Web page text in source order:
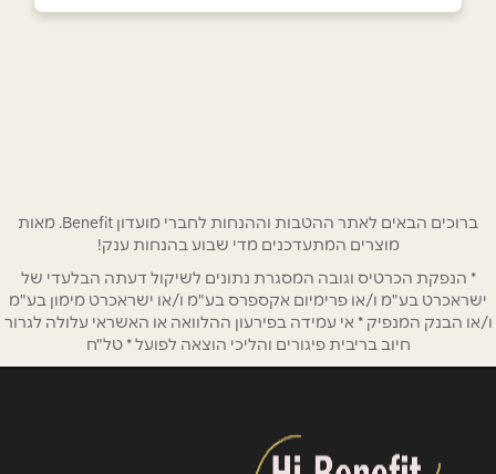
נושא*
אנא חזרו אלי בקשר ל...
הודעה*
ברוכים הבאים לאתר ההטבות וההנחות לחברי מועדון Benefit. מאות
מוצרים המתעדכנים מדי שבוע בהנחות ענק!
* הנפקת הכרטיס וגובה המסגרת נתונים לשיקול דעתה הבלעדי של
ישראכרט בע"מ ו/או פרימיום אקספרס בע"מ ו/או ישראכרט מימון בע"מ
ו/או הבנק המנפיק * אי עמידה בפירעון ההלוואה או האשראי עלולה לגרור
חיוב בריבית פיגורים והליכי הוצאה לפועל * טל"ח